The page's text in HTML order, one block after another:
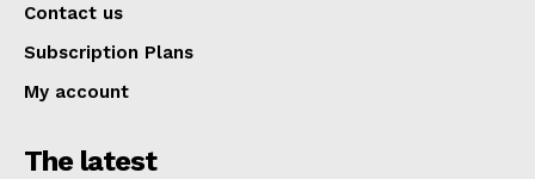
Contact us
Subscription Plans
My account
The latest